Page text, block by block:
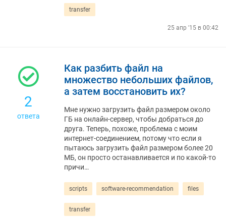
transfer
25 апр '15 в 00:42
2
ответа
Как разбить файл на
множество небольших файлов,
а затем восстановить их?
Мне нужно загрузить файл размером около
ГБ на онлайн-сервер, чтобы добраться до
друга. Теперь, похоже, проблема с моим
интернет-соединением, потому что если я
пытаюсь загрузить файл размером более 20
МБ, он просто останавливается и по какой-то
причи…
scripts software-recommendation files
transfer